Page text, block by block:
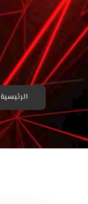
الرئيسية